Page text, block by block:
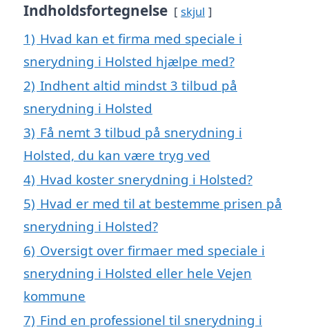
Indholdsfortegnelse skjul
1) Hvad kan et firma med speciale i
snerydning i Holsted hjælpe med?
2) Indhent altid mindst 3 tilbud på
snerydning i Holsted
3) Få nemt 3 tilbud på snerydning i
Holsted, du kan være tryg ved
4) Hvad koster snerydning i Holsted?
5) Hvad er med til at bestemme prisen på
snerydning i Holsted?
6) Oversigt over firmaer med speciale i
snerydning i Holsted eller hele Vejen
kommune
7) Find en professionel til snerydning i